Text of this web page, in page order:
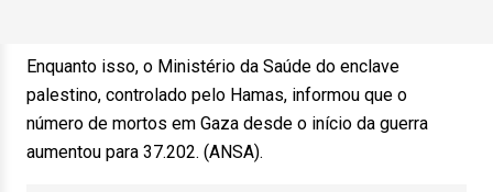
Enquanto isso, o Ministério da Saúde do enclave
palestino, controlado pelo Hamas, informou que o
número de mortos em Gaza desde o início da guerra
aumentou para 37.202. (ANSA).